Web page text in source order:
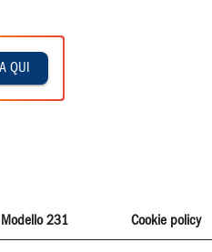
QUI
231 Cookie policy